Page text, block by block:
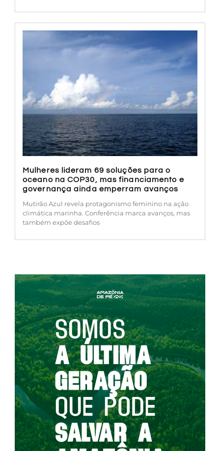
Mulheres lideram 69 soluções para o
oceano na COP30, mas financiamento e
governança ainda emperram avanços
Mutirão Azul revela protagonismo feminino na ação
climática marinha. Conferência marca avanços, mas
também expõe desafios